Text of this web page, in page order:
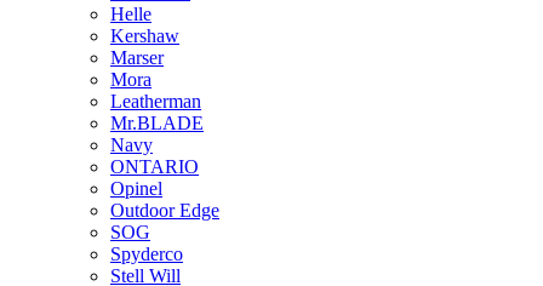
Helle
Kershaw
Marser
Mora
Leatherman
Mr.BLADE
Navy
ONTARIO
Opinel
Outdoor Edge
SOG
Spyderco
Stell Will